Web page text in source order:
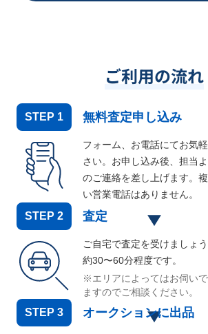
ご利用の流れ
STEP 1 無料査定申し込み
フォーム、お電話にてお気
さい。お申し込み後、担当
のご連絡を差し上げます。
い営業電話はありません。
STEP 2 査定
ご自宅で査定を受けましょ
約30〜60分程度です。
※エリアによってはお伺い
ますのでご相談ください。
STEP 3 オークションに出品